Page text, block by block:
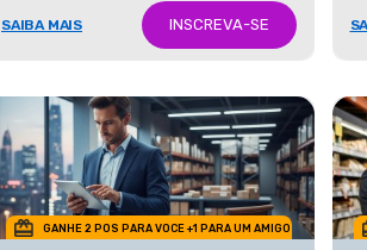
SAIBA MAIS INSCREVA-SE
GANHE 2 POS PARA VOCE +1 PARA UM AMIGO